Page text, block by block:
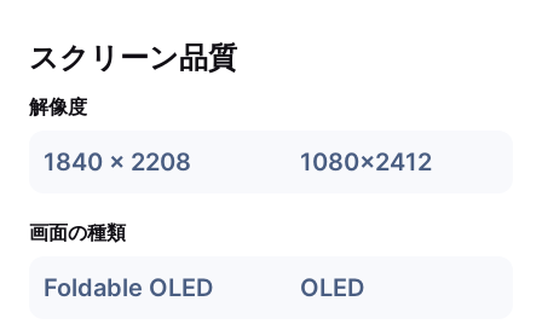
スクリーン品質
解像度
1840 x 2208 1080x2412
画面の種類
Foldable OLED OLED